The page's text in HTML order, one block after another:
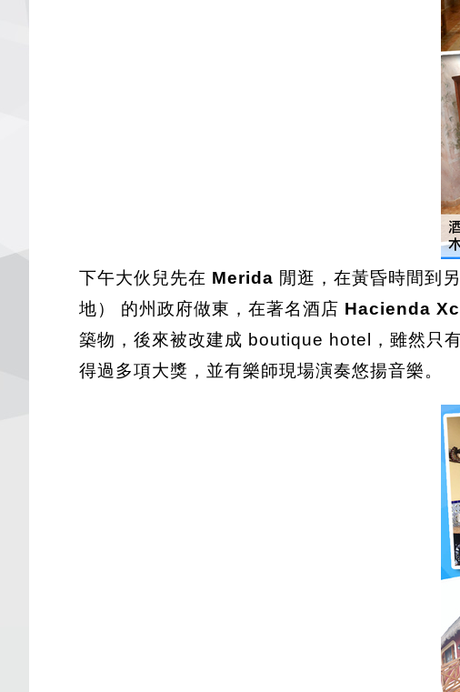
下午大伙兒先在 Merida 閒逛，在黃昏時間到
地） 的州政府做東，在著名酒店 Hacienda
築物，後來被改建成 boutique hotel，雖然只
得過多項大獎，並有樂師現場演奏悠揚音樂。